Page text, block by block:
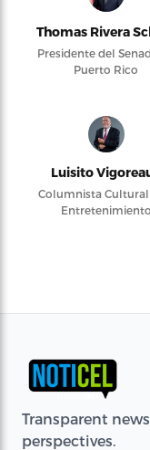
Thomas Rivera
Presidente del
Puerto Rico
Luisito
Columnista Cultural
Entretenimiento
Transparent
perspectives.